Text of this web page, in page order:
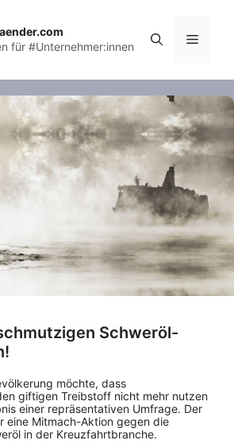
für #Unternehmer:innen
Menu
Schweröl-
möchte, dass
giftigen Treibstoff nicht mehr nutzen
einer repräsentativen Umfrage. Der
eine Mitmach-Aktion gegen die
in der Kreuzfahrtbranche.